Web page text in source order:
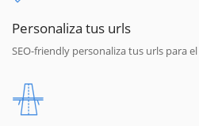
Personaliza tus urls
SEO-friendly personaliza tus urls para